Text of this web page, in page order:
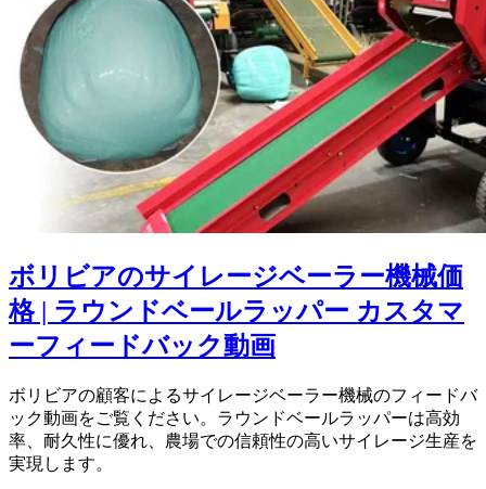
ボリビアのサイレージベーラー機械価
格 | ラウンドベールラッパー カスタマ
ーフィードバック動画
ボリビアの顧客によるサイレージベーラー機械のフィードバ
ック動画をご覧ください。ラウンドベールラッパーは高効
率、耐久性に優れ、農場での信頼性の高いサイレージ生産を
実現します。